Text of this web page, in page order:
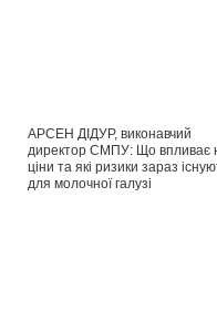
АРСЕН ДІДУР, виконавчий
директор СМПУ: Що впливає
ціни та які ризики зараз
для молочної галузі